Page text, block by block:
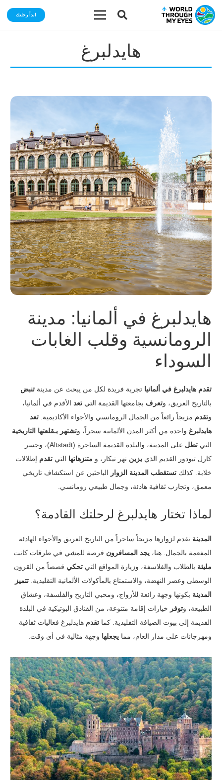
ابدأ رحلتك
هايدلبرغ
هايدلبرغ في ألمانيا: مدينة
الرومانسية وقلب الغابات
السوداء
تقدم هايدلبرغ في ألمانيا تجربة فريدة لكل من يبحث عن مدينة تنبض
بالتاريخ العريق، وتعرف بجامعتها القديمة التي تعد الأقدم في ألمانيا،
وتقدم مزيجاً رائعاً من الجمال الرومانسي والأجواء الأكاديمية. تعد
هايدلبرغ واحدة من أكثر المدن الألمانية سحراً، وتشتهر بـقلعتها التاريخية
التي تطل
على المدينة، والبلدة القديمة الساحرة (Altstadt)، وجسر
كارل تيودور القديم الذي يزين نهر نيكار، و متنزهاتها التي تقدم إطلالات
خلابة. كذلك تستقطب المدينة الزوار الباحثين عن استكشاف تاريخي
معمق، وتجارب ثقافية هادئة، وجمال طبيعي رومانسي.
لماذا تختار هايدلبرغ لرحلتك القادمة؟
المدينة تقدم لزوارها مزيجاً ساحراً من التاريخ العريق والأجواء الهادئة
المفعمة بالجمال. هنا، يجد المسافرون فرصة للمشي في طرقات كانت
مليئة بالطلاب والفلاسفة، وزيارة المواقع التي تحكي قصصاً من القرون
الوسطى وعصر النهضة، والاستمتاع بالمأكولات الألمانية التقليدية. تتميز
المدينة بكونها وجهة رائعة للأزواج، ومحبي التاريخ والفلسفة، وعشاق
الطبيعة، وتوفر خيارات إقامة متنوعة، من الفنادق البوتيكية في البلدة
القديمة إلى بيوت الضيافة التقليدية. كما تقدم هايدلبرغ فعاليات ثقافية
ومهرجانات على مدار العام، مما يجعلها وجهة مثالية في أي وقت.